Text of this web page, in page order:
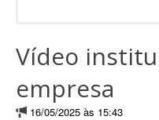
Vídeo
empresa
16/05/2025 às 15:43